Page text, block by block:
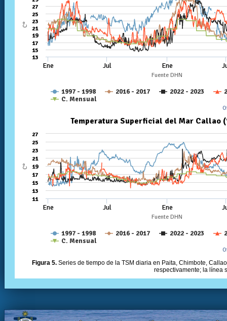
Figura 5. Series de tiempo de la TSM diaria en Paita, Chimbote,
respectivamente; la línea